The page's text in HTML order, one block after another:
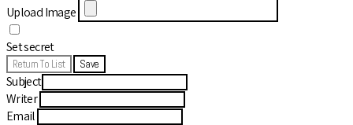
Upload Image
Set secret
Return To List Save
Subject
Writer
Email